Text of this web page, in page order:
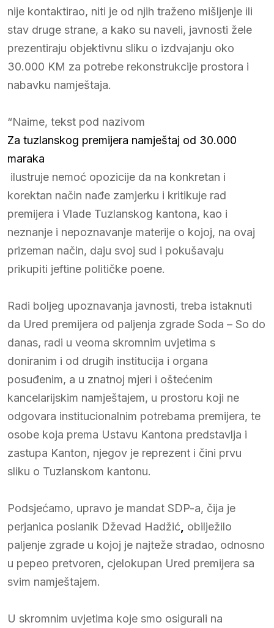
nije kontaktirao, niti je od njih traženo mišljenje ili
stav druge strane, a kako su naveli, javnosti žele
prezentiraju objektivnu sliku o izdvajanju oko
30.000 KM za potrebe rekonstrukcije prostora i
nabavku namještaja.
“Naime, tekst pod nazivom
Za tuzlanskog premijera namještaj od 30.000
maraka
ilustruje nemoć opozicije da na konkretan i
korektan način nađe zamjerku i kritikuje rad
premijera i Vlade Tuzlanskog kantona, kao i
neznanje i nepoznavanje materije o kojoj, na ovaj
prizeman način, daju svoj sud i pokušavaju
prikupiti jeftine političke poene.
Radi boljeg upoznavanja javnosti, treba istaknuti
da Ured premijera od paljenja zgrade Soda – So do
danas, radi u veoma skromnim uvjetima s
doniranim i od drugih institucija i organa
posuđenim, a u znatnoj mjeri i oštećenim
kancelarijskim namještajem, u prostoru koji ne
odgovara institucionalnim potrebama premijera, te
osobe koja prema Ustavu Kantona predstavlja i
zastupa Kanton, njegov je reprezent i čini prvu
sliku o Tuzlanskom kantonu.
Podsjećamo, upravo je mandat SDP-a, čija je
perjanica poslanik Dževad Hadžić obilježilo
paljenje zgrade u kojoj je najteže stradao, odnosno
u pepeo pretvoren, cjelokupan Ured premijera sa
svim namještajem.
U skromnim uvjetima koje smo osigurali na